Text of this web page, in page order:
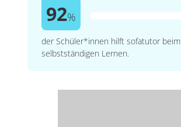
92%
der Schüler*innen hilft sofatutor beim
selbstständigen Lernen.